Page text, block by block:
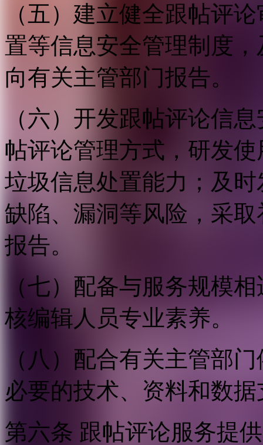
（五）建立健全跟帖评
置等信息安全管理制度
向有关主管部门报告。
（六）开发跟帖评论信
帖评论管理方式，研发
垃圾信息处置能力；及
缺陷、漏洞等风险，采
报告。
（七）配备与服务规模
核编辑人员专业素养。
（八）配合有关主管部
必要的技术、资料和数
第六条 跟帖评论服务提